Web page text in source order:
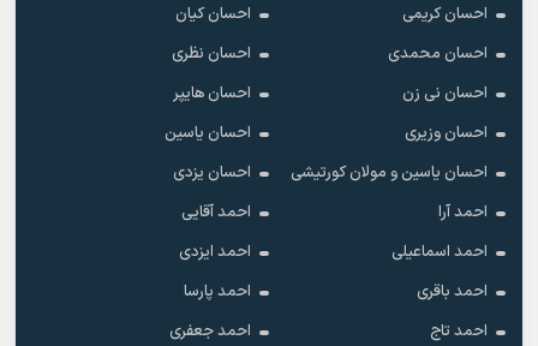
احسان کریمی
احسان کیان
احسان محمدی
احسان نظری
احسان نی زن
احسان هایپر
احسان وزیری
احسان یاسین
احسان یاسین و مولان کورتیشی
احسان یزدی
احمد آرا
احمد آقایی
احمد اسماعیلی
احمد ایزدی
احمد باقری
احمد پارسا
احمد تاج
احمد جعفری